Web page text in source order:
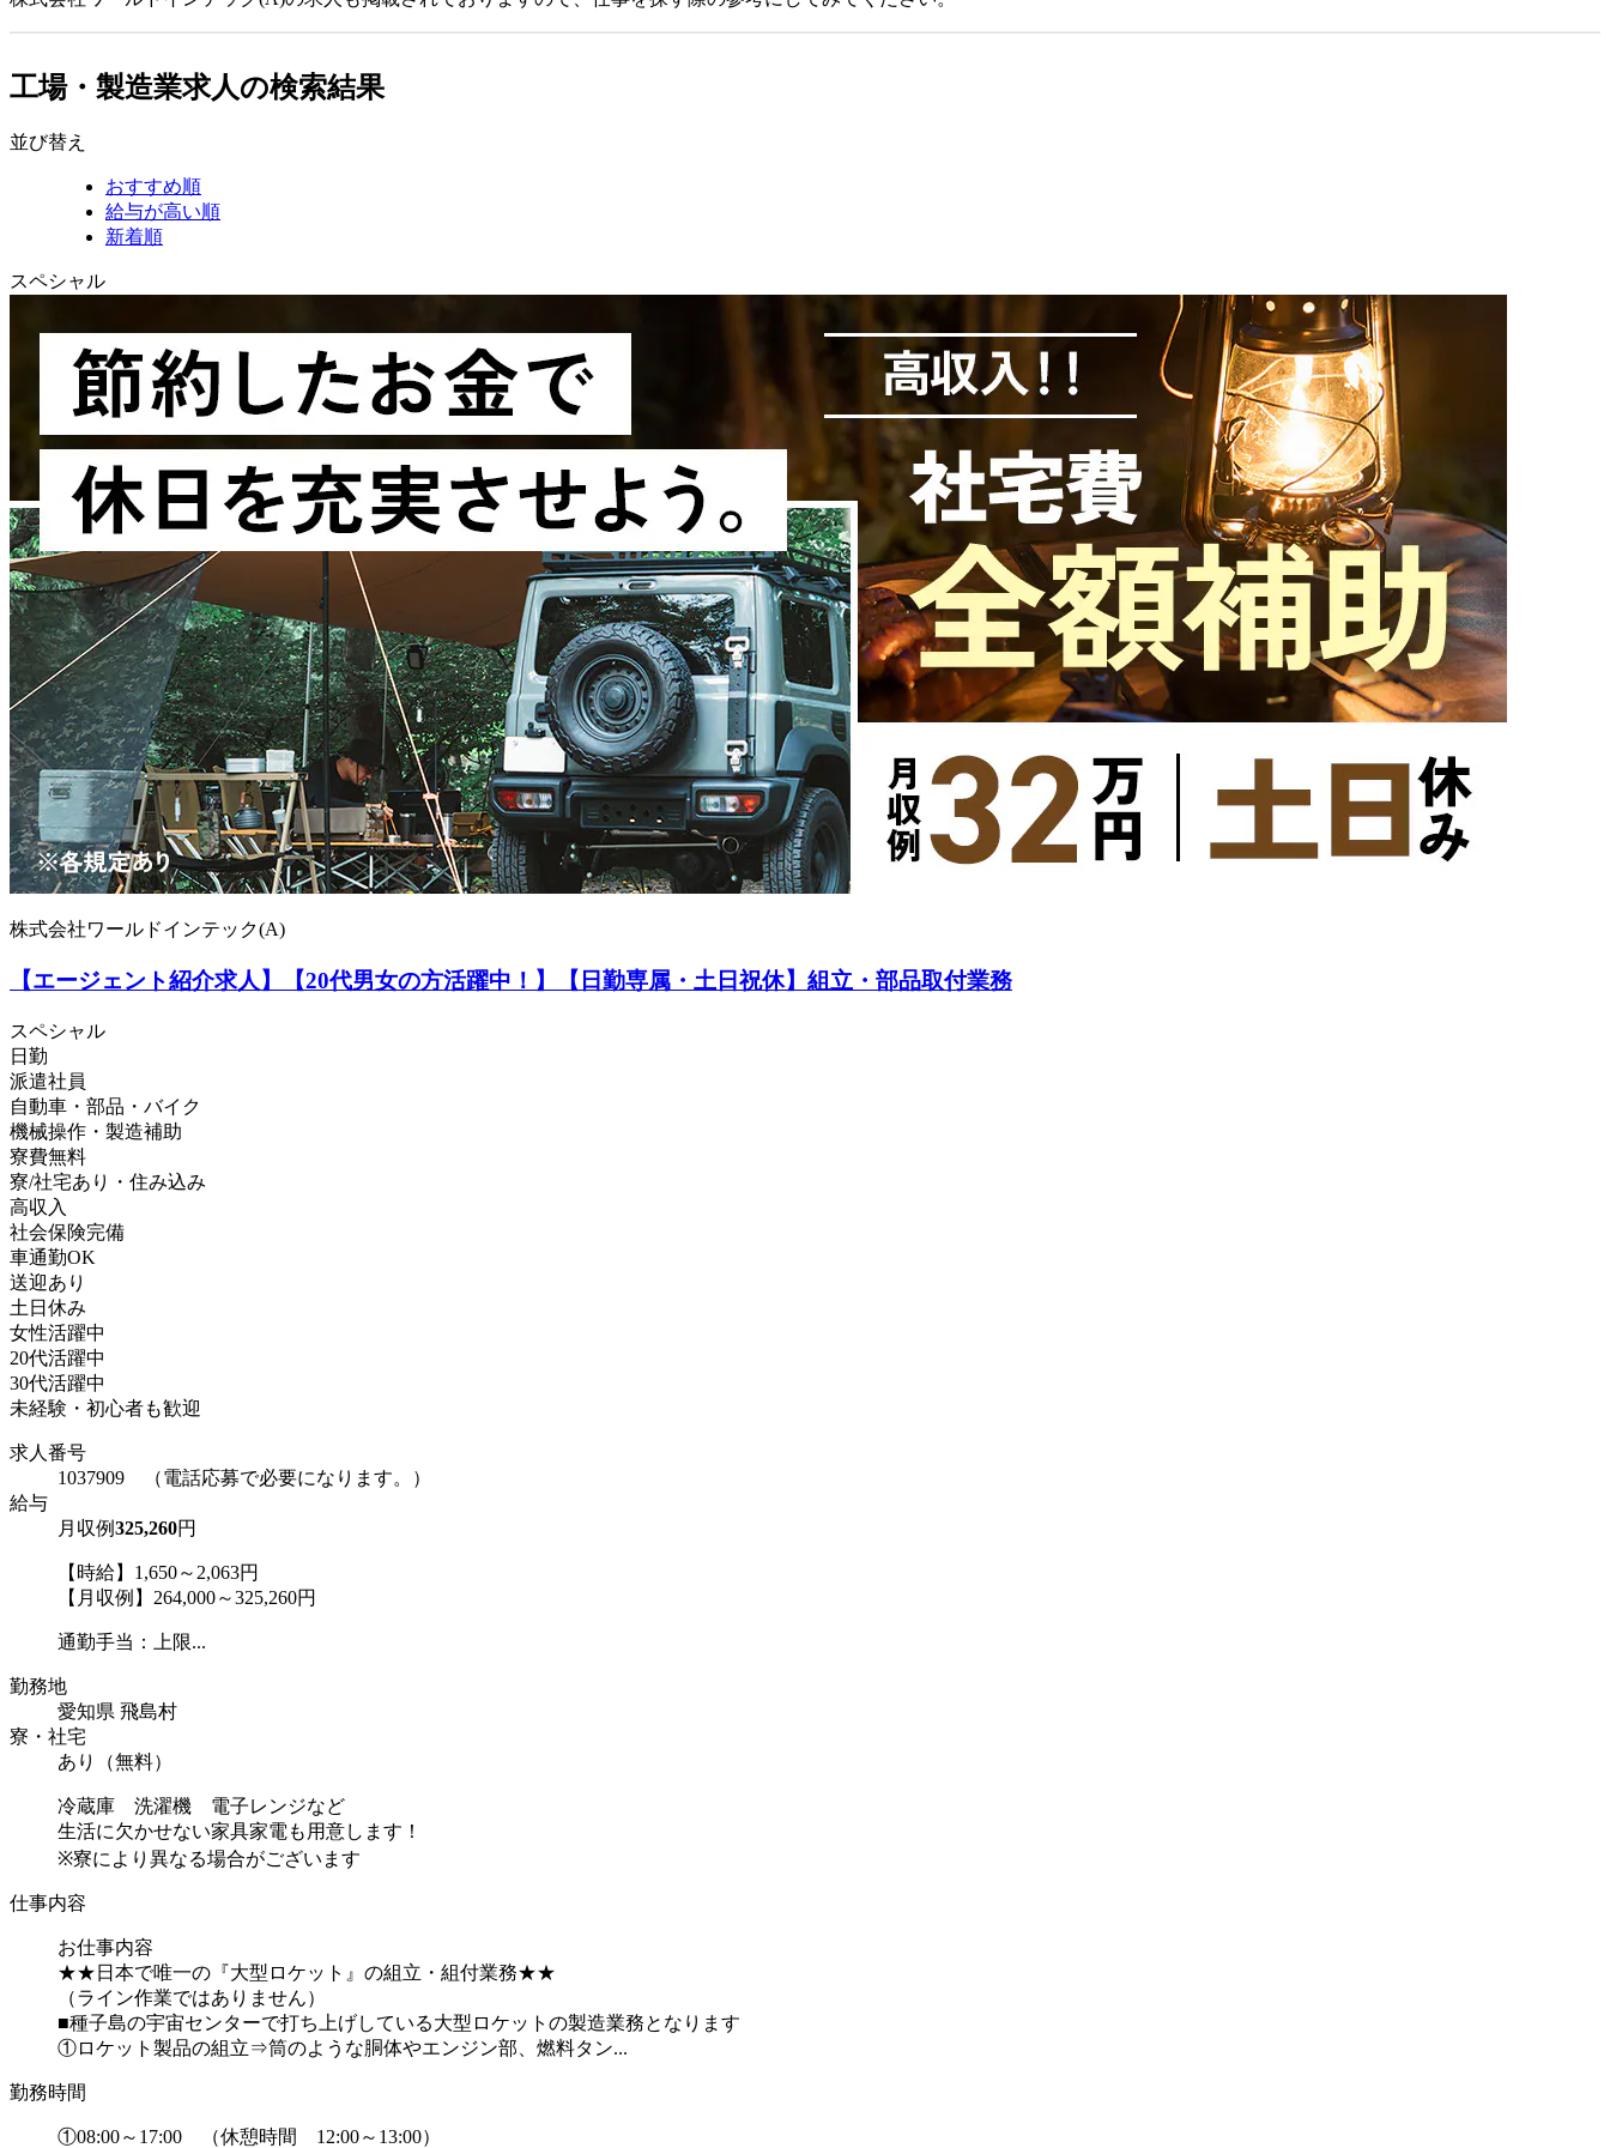
工場・製造業求人の検索結果
並び替え
おすすめ順
給与が高い順
新着順
スペシャル
株式会社ワールドインテック(A)
【エージェント紹介求人】【20代男女の方活躍中！】【日勤専属・土日祝休】組立・部品取付業務
スペシャル
日勤
派遣社員
自動車・部品・バイク
機械操作・製造補助
寮費無料
寮/社宅あり・住み込み
高収入
社会保険完備
車通勤OK
送迎あり
土日休み
女性活躍中
20代活躍中
30代活躍中
未経験・初心者も歓迎
求人番号
1037909 （電話応募で必要になります。）
給与
月収例325,260円
【時給】1,650～2,063円
【月収例】264,000～325,260円
通勤手当：上限...
勤務地
愛知県 飛島村
寮・社宅
あり（無料）
冷蔵庫 洗濯機 電子レンジなど
生活に欠かせない家具家電も用意します！
※寮により異なる場合がございます
仕事内容
お仕事内容
★★日本で唯一の『大型ロケット』の組立・組付業務★★
（ライン作業ではありません）
■種子島の宇宙センターで打ち上げしている大型ロケットの製造業務となります
①ロケット製品の組立⇒筒のような胴体やエンジン部、燃料タン...
勤務時間
①08:00～17:00 （休憩時間 12:00～13:00）